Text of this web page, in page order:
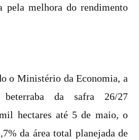
pela melhora do rendimento
o Ministério da Economia, a
beterraba da safra 26/27
hectares até 5 de maio, o
da área total planejada de